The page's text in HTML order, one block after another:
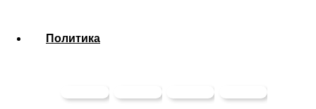
Политика